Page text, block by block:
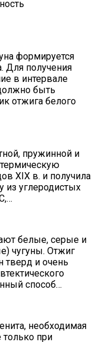
формируется
Для получения
в интервале
быть
отжига белого
пружинной и
XIX в. и получила
из углеродистых
белые, серые и
чугуны. Отжиг
тверд и очень
способ…
необходимая
при